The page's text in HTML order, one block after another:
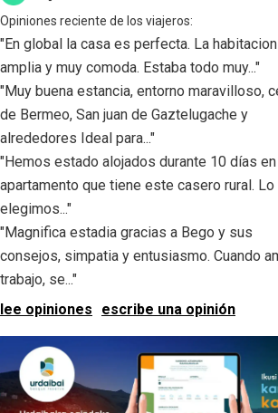
Opiniones reciente de los viajeros:
"En global la casa es perfecta. La
amplia y muy comoda. Estaba todo muy..."
"Muy buena estancia, entorno maravilloso,
de Bermeo, San juan de Gaztelugache y
alrededores Ideal para..."
"Hemos estado alojados durante 10 días en
apartamento que tiene este casero rural. Lo
elegimos..."
"Magnifica estadia gracias a Bego y sus
consejos, simpatia y entusiasmo. Cuando
trabajo, se..."
lee opiniones
escribe una opinión